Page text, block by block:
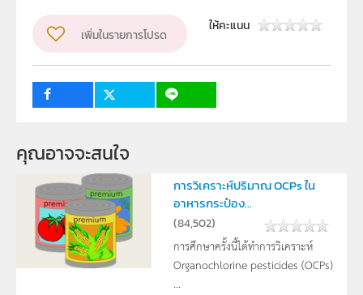
ถิรกุล
ระดับชั้น
ม.4, ม.5, ม.6
กลุ่มเป้าหมาย
เพิ่มในรายการโปรด
ให้คะแนน
คุณอาจจะสนใจ
การวิเคราะห์ปริมาณ OCPs ใน
อาหารกระป๋อง...
(84,502)
การศึกษาครั้งนี้ได้ทำการวิเคราะห์
Organochlorine pesticides (OCPs)
...